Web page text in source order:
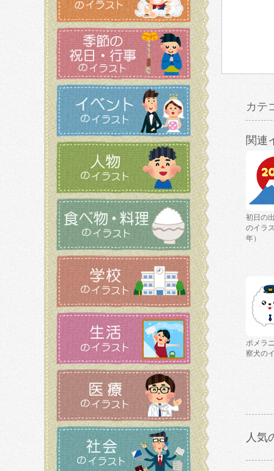
カテ
関連
初日の
のイラ
年）
ポメラ
察犬の
人気